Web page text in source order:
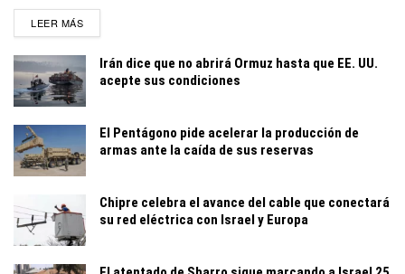
LEER MÁSDETAILS
Irán dice que no abrirá Ormuz hasta que EE. UU.
acepte sus condiciones
El Pentágono pide acelerar la producción de
armas ante la caída de sus reservas
Chipre celebra el avance del cable que conectará
su red eléctrica con Israel y Europa